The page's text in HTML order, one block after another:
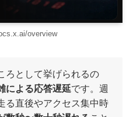
overview
ろとして挙げられるの
による応答遅延です。週
る直後やアクセス集中時